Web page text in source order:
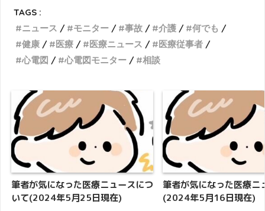
TAGS :
ニュース
モニター 事故 介護
何でも
健康
医療 医療ニュース
医療従事者
心電図
心電図モニター 相談
筆者が気になった医療ニュースにつ
いて(2024年5月25日現在)
筆者が気になった医療ニ
(2024年5月16日現在)